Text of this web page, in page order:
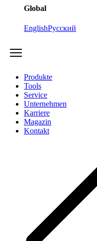
Global
EnglishРусский
Produkte
Tools
Service
Unternehmen
Karriere
Magazin
Kontakt